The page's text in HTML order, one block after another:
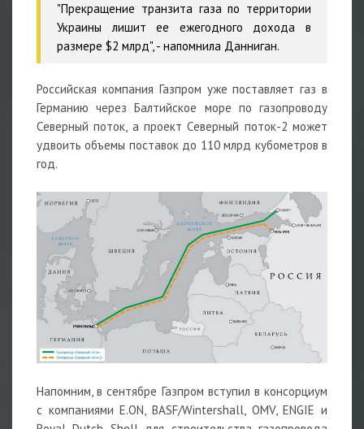
"Прекращение транзита газа по территории
Украины лишит ее ежегодного дохода в
размере $2 млрд", - напомнила Данниган.
Российская компания Газпром уже поставляет газ в
Германию через Балтийское море по газопроводу
Северный поток, а проект Северный поток-2 может
удвоить объемы поставок до 110 млрд кубометров в
год.
Напомним, в сентябре Газпром вступил в консорциум
с компаниями E.ON, BASF/Wintershall, OMV, ENGIE и